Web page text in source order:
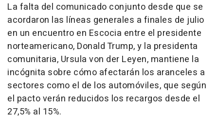
La falta del comunicado conjunto desde que se
acordaron las líneas generales a finales de julio
en un encuentro en Escocia entre el presidente
norteamericano, Donald Trump, y la presidenta
comunitaria, Ursula von der Leyen, mantiene la
incógnita sobre cómo afectarán los aranceles a
sectores como el de los automóviles, que según
el pacto verán reducidos los recargos desde el
27,5% al 15%.